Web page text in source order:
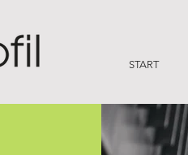
START